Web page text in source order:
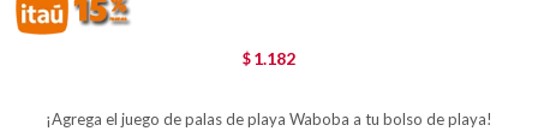
$ 1.182
¡Agrega el juego de palas de playa Waboba a tu bolso de playa!